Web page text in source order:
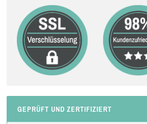
GEPRÜFT UND ZERTIFIZIERT